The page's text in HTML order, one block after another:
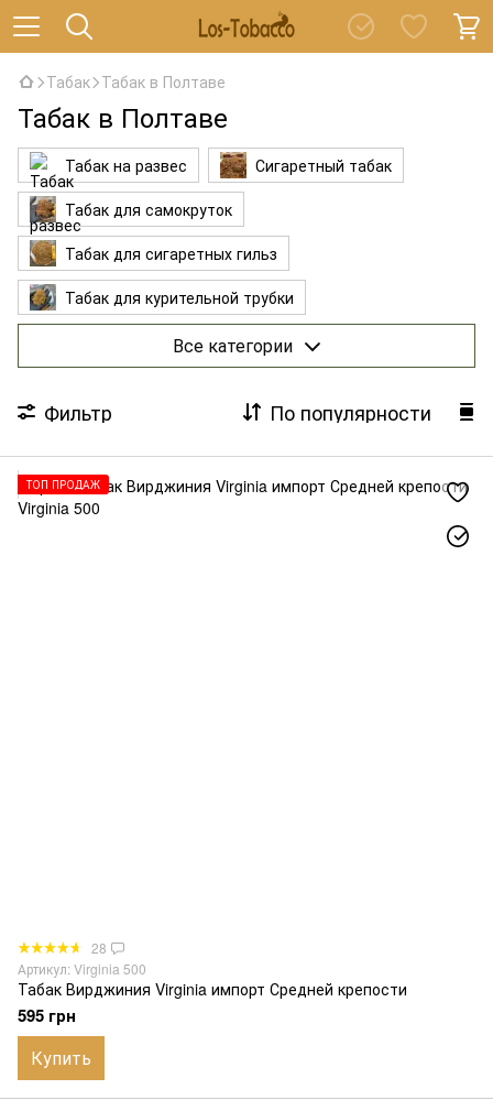
Табак Табак в Полтаве
Табак в Полтаве
Табак на развес
Сигаретный табак
Табак для самокруток
Табак для сигаретных гильз
Табак для курительной трубки
Ароматизированый табакВсе категории
Фильтр По популярности
ТОП ПРОДАЖ
28
Артикул: Virginia 500
Табак Вирджиния Virginia импорт Средней крепости
595 грн
Купить